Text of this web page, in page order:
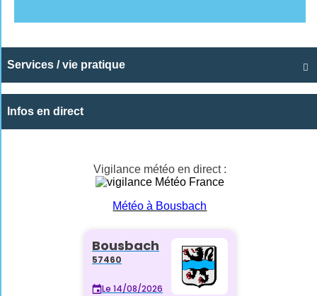

Services / vie pratique
Infos en direct
Vigilance météo en direct :
Météo à Bousbach